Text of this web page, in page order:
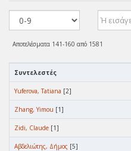
Αποτελέσματα 141-160 από 1581
Συντελεστές
Yuferova, Tatiana [2]
Zhang, Yimou [1]
Zidi, Claude [1]
Αβδελιώτης, Δήμος [5]